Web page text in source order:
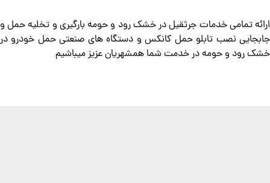
ارائه تمامی خدمات جرثقیل در خشک رود و حومه بارگیری و تخلیه حمل و
جابجایی نصب تابلو حمل کانکس و دستگاه های صنعتی حمل خودرو در
خشک رود و حومه در خدمت شما همشهریان عزیز میباشیم